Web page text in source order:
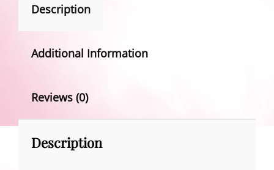
Description
Additional Information
Reviews (0)
Description